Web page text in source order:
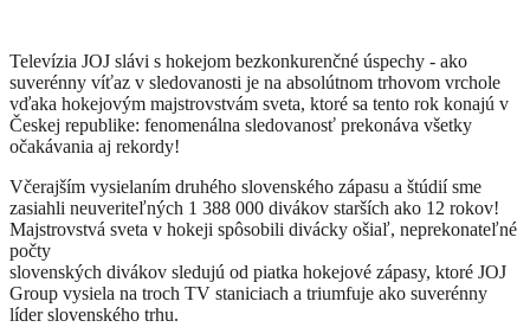
Televízia JOJ slávi s hokejom bezkonkurenčné úspechy - ako
suverénny víťaz v sledovanosti je na absolútnom trhovom vrchole
vďaka hokejovým majstrovstvám sveta, ktoré sa tento rok konajú v
Českej republike: fenomenálna sledovanosť prekonáva všetky
očakávania aj rekordy!
Včerajším vysielaním druhého slovenského zápasu a štúdií sme
zasiahli neuveriteľných 1 388 000 divákov starších ako 12 rokov!
Majstrovstvá sveta v hokeji spôsobili divácky ošiaľ, neprekonateľné
počty
slovenských divákov sledujú od piatka hokejové zápasy, ktoré JOJ
Group vysiela na troch TV staniciach a triumfuje ako suverénny
líder slovenského trhu.